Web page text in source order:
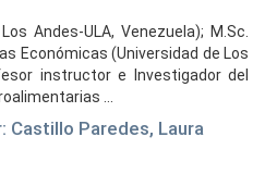
Andes-ULA, Venezuela); M.Sc.
Económicas (Universidad de Los
instructor e Investigador del
...
Castillo Paredes, Laura